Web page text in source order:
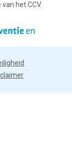
het CCV.